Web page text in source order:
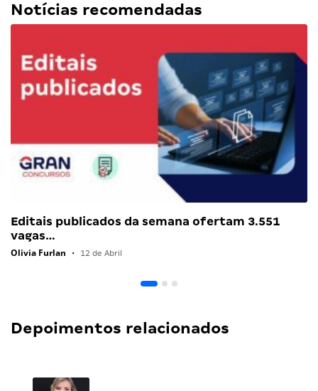
Notícias recomendadas
Editais publicados da semana ofertam 3.551
vagas…
Olivia Furlan • 12 de Abril
Depoimentos relacionados